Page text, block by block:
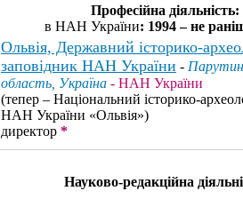
Професійна діяльність:
в НАН України: 1994 – не
Ольвія, Державний історико-
заповідник НАН України -
область, Україна - НАН України
(тепер – Національний історико-
НАН України «Ольвія»)
директор *
Науково-редакційна